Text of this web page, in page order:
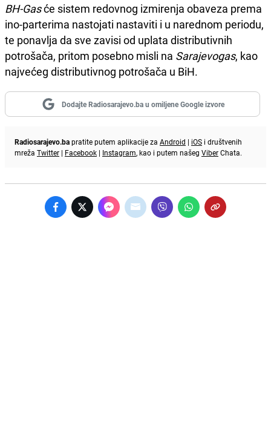
BH-Gasće sistem redovnog izmirenja obaveza prema
ino-parterima nastojati nastaviti i u narednom periodu,
te ponavlja da sve zavisi od uplata distributivnih
potrošača, pritom posebno misli na Sarajevogas, kao
najvećeg distributivnog potrošača u BiH.
Dodajte Radiosarajevo.ba u omiljene Google izvore
Radiosarajevo.bapratite putem aplikacije za Android | iOS i društvenih
mreža Twitter | Facebook | Instagram, kao i putem našeg ViberChata.